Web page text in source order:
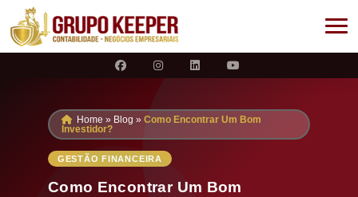
Home » Blog » Como Encontrar Um Bom
Investidor?
GESTÃO FINANCEIRA
Como Encontrar Um Bom